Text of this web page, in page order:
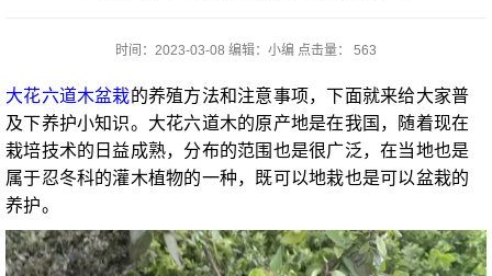
时间：2023-03-08 编辑： 小编 点击量： 563
大花六道木盆栽的养殖方法和注意事项，下面就来给大家普
及下养护小知识。大花六道木的原产地是在我国，随着现在
栽培技术的日益成熟，分布的范围也是很广泛，在当地也是
属于忍冬科的灌木植物的一种，既可以地栽也是可以盆栽的
养护。